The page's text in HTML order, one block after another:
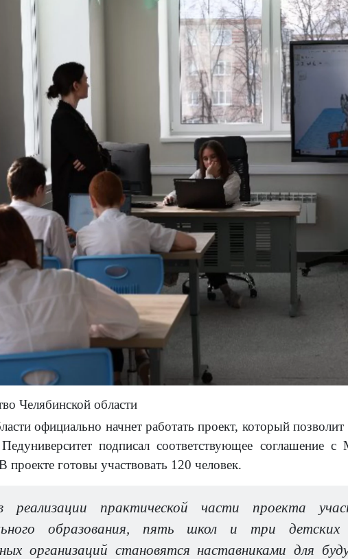
Челябинской области
официально начнет работать проект, который
подписал соответствующее
готовы участвовать 120 человек.
практической части проекта
образования, пять школ и три детских
организаций становятся наставниками для